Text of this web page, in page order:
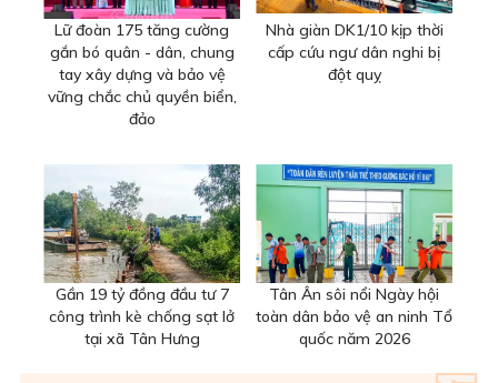
Lữ đoàn 175 tăng cường
gắn bó quân - dân, chung
tay xây dựng và bảo vệ
vững chắc chủ quyền biển,
đảo
Nhà giàn DK1/10 kịp thời
cấp cứu ngư dân nghi bị
đột quỵ
Gần 19 tỷ đồng đầu tư 7
công trình kè chống sạt lở
tại xã Tân Hưng
Tân Ân sôi nổi Ngày hội
toàn dân bảo vệ an ninh Tổ
quốc năm 2026